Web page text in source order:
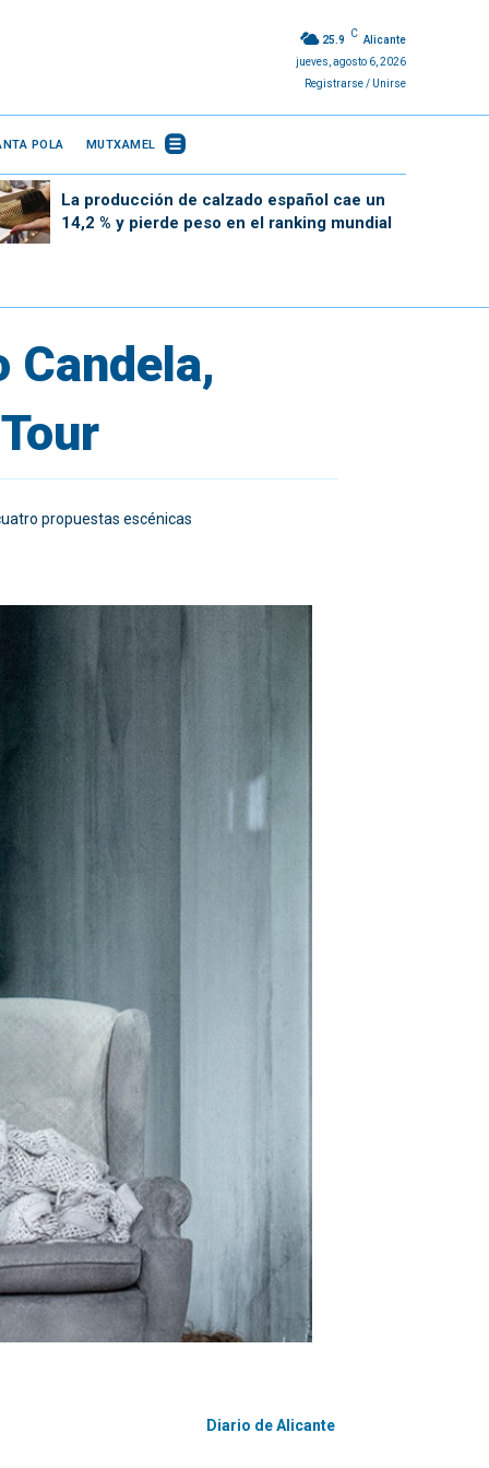
25.9
C
Alicante
jueves, agosto 6, 2026
Registrarse / Unirse
POLA MUTXAMEL
La producción de calzado español cae un
14,2 % y pierde peso en el ranking mundial
Candela,
propuestas escénicas
Diario de Alicante